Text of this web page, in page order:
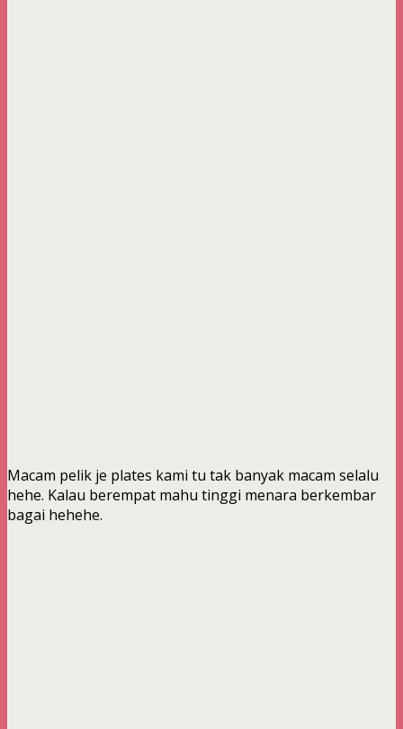
Macam pelik je plates kami tu tak banyak macam selalu
hehe. Kalau berempat mahu tinggi menara berkembar
bagai hehehe.